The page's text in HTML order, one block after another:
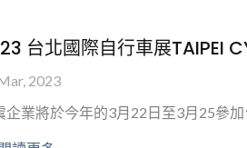
台北國際自行車展TAIPEI
2023
企業將於今年的3月22日至3月25參